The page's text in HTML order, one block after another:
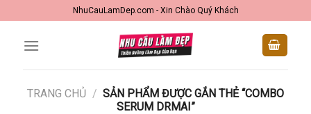
to
content
NhuCauLamDep.com - Xin Chào Quý Khách
TRANG CHỦ / SẢN PHẨM ĐƯỢC GẮN THẺ “COMBO
SERUM DRMAI”